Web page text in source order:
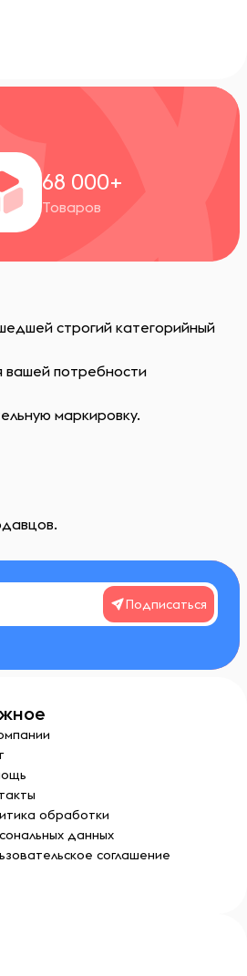
68 000+
Товаров
строгий категорийный
вашей потребности
маркировку.
Подписаться
обработки
данных
соглашение